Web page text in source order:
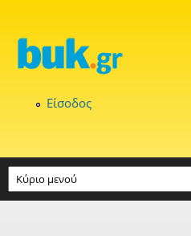
Είσοδος